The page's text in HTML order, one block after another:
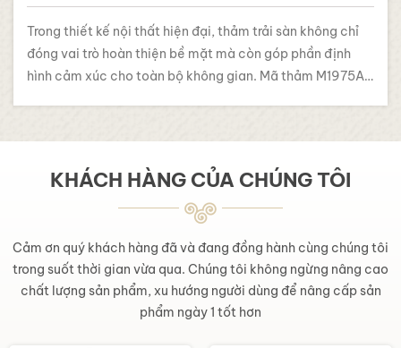
Trong thiết kế nội thất hiện đại, thảm trải sàn không chỉ
đóng vai trò hoàn thiện bề mặt mà còn góp phần định
hình cảm xúc cho toàn bộ không gian. Mã thảm M1975A3
KHÁCH HÀNG CỦA CHÚNG TÔI
Cảm ơn quý khách hàng đã và đang đồng hành cùng chúng tôi
trong suốt thời gian vừa qua. Chúng tôi không ngừng nâng cao
chất lượng sản phẩm, xu hướng người dùng để nâng cấp sản
phẩm ngày 1 tốt hơn